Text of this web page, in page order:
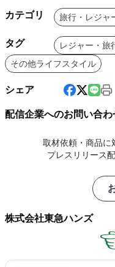
カテゴリ 旅行・レジャ
タグ レジャー・旅
その他ライフスタイル
シェア
配信企業へのお問い合わ
取材依頼・商品に
プレスリリース
株式会社東急ハンズ